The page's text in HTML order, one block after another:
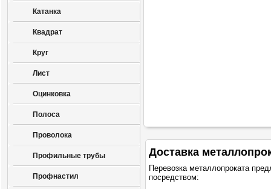
Катанка
Квадрат
Круг
Лист
Оцинковка
Полоса
Проволока
Профильные трубы
Профнастил
Доставка
Перевозка металлопроката
посредством: